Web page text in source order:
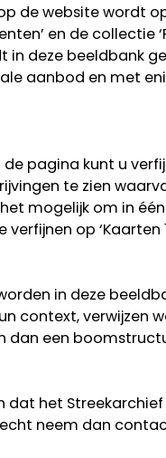
de website wordt
en de collectie
in deze beeldbank
aanbod en met
pagina kunt u
te zien
mogelijk om in
op ‘Kaarten
in deze
context, verwijzen
dan een
dat het
neem dan